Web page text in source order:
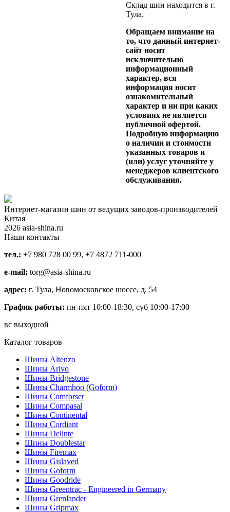
Склад шин находится в г.
Тула.
Обращаем внимание на
то, что данный интернет-
сайт носит
исключительно
информационный
характер, вся
информация носит
ознакомительный
характер и ни при каких
условиях не является
публичной офертой.
Подробную информацию
о наличии и стоимости
указанных товаров и
(или) услуг уточняйте у
менеджеров клиентского
обслуживания.
Интернет-магазин шин от ведущих заводов-производителей
Китая
2026 asia-shina.ru
Наши контакты
тел.: +7 980 728 00 99, +7 4872 711-000
e-mail: torg@asia-shina.ru
адрес: г. Тула, Новомосковское шоссе, д. 54
График работы: пн-пят 10:00-18:30, суб 10:00-17:00
вс выходной
Каталог товаров
Шины Altenzo
Шины Arivo
Шины Bridgestone
Шины Charmhoo (Goform)
Шины Comforser
Шины Compasal
Шины Continental
Шины Cordiant
Шины Delinte
Шины Doublestar
Шины Firemax
Шины Gislaved
Шины Goform
Шины Goodride
Шины Greentrac - Engineered in Germany
Шины Grenlander
Шины Gripmax